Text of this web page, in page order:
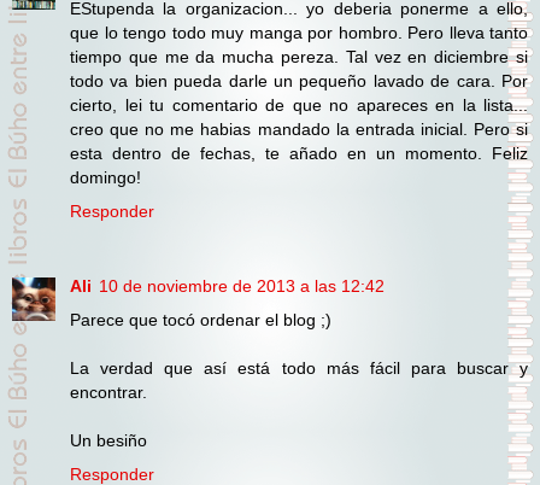
EStupenda la organizacion... yo deberia ponerme a ello,
que lo tengo todo muy manga por hombro. Pero lleva tanto
tiempo que me da mucha pereza. Tal vez en diciembre si
todo va bien pueda darle un pequeño lavado de cara. Por
cierto, lei tu comentario de que no apareces en la lista...
creo que no me habias mandado la entrada inicial. Pero si
esta dentro de fechas, te añado en un momento. Feliz
domingo!
Responder
Ali 10 de noviembre de 2013 a las 12:42
Parece que tocó ordenar el blog ;)
La verdad que así está todo más fácil para buscar y
encontrar.
Un besiño
Responder